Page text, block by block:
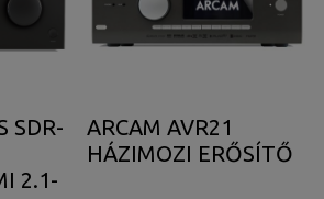
SDR-
2.1-
ARCAM AVR21
HÁZIMOZI ERŐSÍTŐ